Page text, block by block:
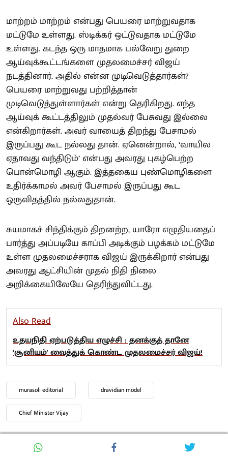
மாற்றம் மாற்றம் என்பது பெயரை மாற்றுவதாக
மட்டுமே உள்ளது. ஸ்டிக்கர் ஒட்டுவதாக மட்டுமே
உள்ளது. கடந்த ஒரு மாதமாக பல்வேறு துறை
ஆய்வுக்கூட்டங்களை முதலமைச்சர் விஜய்
நடத்தினார். அதில் என்ன முடிவெடுத்தார்கள்?
பெயரை மாற்றுவது பற்றித்தான்
முடிவெடுத்துள்ளார்கள் என்று தெரிகிறது. எந்த
ஆய்வுக் கூட்டத்திலும் முதல்வர் பேசுவது இல்லை
என்கிறார்கள். அவர் வாயைத் திறந்து பேசாமல்
இருப்பது கூட நல்லது தான். ஏனென்றால், ‘வாயில
ஏதாவது வந்திடும்’ என்பது அவரது புகழ்பெற்ற
பொன்மொழி ஆகும். இத்தகைய புண்மொழிகளை
உதிர்க்காமல் அவர் பேசாமல் இருப்பது கூட
ஒருவிதத்தில் நல்லதுதான்.
சுயமாகச் சிந்திக்கும் திறனற்ற, யாரோ எழுதியதைப்
பார்த்து அப்படியே காப்பி அடிக்கும் பழக்கம் மட்டுமே
உள்ள முதலமைச்சராக விஜய் இருக்கிறார் என்பது
அவரது ஆட்சியின் முதல் நிதி நிலை
அறிக்கையிலேயே தெரிந்துவிட்டது.
Also Read
உதயநிதி ஏற்படுத்திய எழுச்சி : தனக்குத் தானே
‘சூனியம்' வைத்துக் கொண்ட முதலமைச்சர் விஜய்!
murasoli editorial dravidian model
Chief Minister Vijay
Trending